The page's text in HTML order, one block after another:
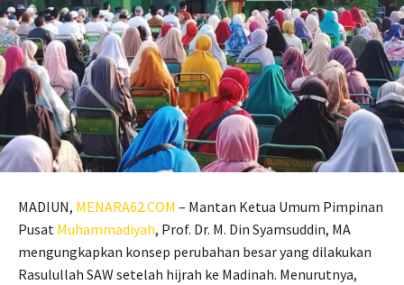
MADIUN, MENARA62.COM – Mantan Ketua Umum Pimpinan
Pusat Muhammadiyah, Prof. Dr. M. Din Syamsuddin, MA
mengungkapkan konsep perubahan besar yang dilakukan
Rasulullah SAW setelah hijrah ke Madinah. Menurutnya,